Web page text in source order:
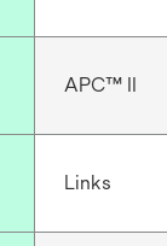
APC™ II
Links